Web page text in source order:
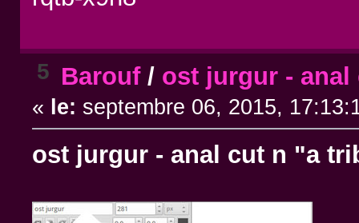
5 Barouf/ ost jurgur - anal
« le: septembre 06, 2015,
ost jurgur - anal cut n "a